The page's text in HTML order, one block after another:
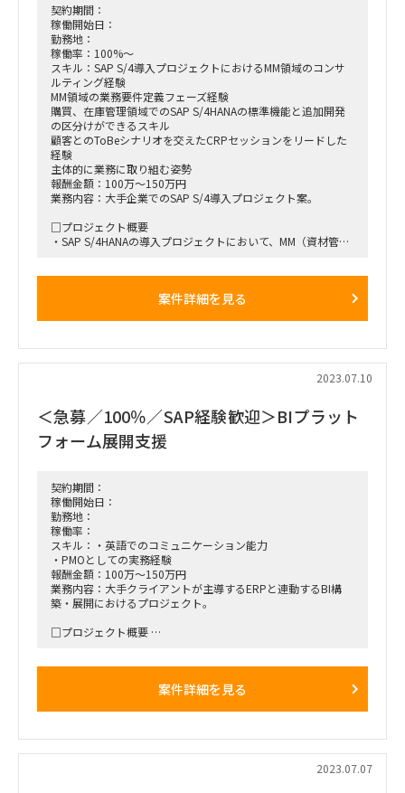
契約期間：
稼働開始日：
勤務地：
稼働率：100%～
スキル：SAP S/4導入プロジェクトにおけるMM領域のコンサ
ルティング経験
MM領域の業務要件定義フェーズ経験
購買、在庫管理領域でのSAP S/4HANAの標準機能と追加開発
の区分けができるスキル
顧客とのToBeシナリオを交えたCRPセッションをリードした
経験
主体的に業務に取り組む姿勢
報酬金額：100万～150万円
業務内容：大手企業でのSAP S/4導入プロジェクト案。
□プロジェクト概要
・SAP S/4HANAの導入プロジェクトにおいて、MM（資材管
・購買および在庫管理における標準機能とカスタマイズの検
②MM領域のコンサルティング
・SAP S/4HANAのMMチームリード
□就業条件
・フルリモートワーク（必要に応じて愛知県でのオンサイト打
ち合わせ、出張対応可）
・即日から長期（最長3年程度を想定）
案件詳細を見る
2023.07.10
＜急募／100％／SAP経験歓迎＞BIプラット
フォーム展開支援
契約期間：
稼働開始日：
勤務地：
稼働率：
スキル：・英語でのコミュニケーション能力
・PMOとしての実務経験
報酬金額：100万～150万円
業務内容：大手クライアントが主導するERPと連動するBI構
築・展開におけるプロジェクト。
□プロジェクト概要
・クライアント側のプロジェクトメンバーやリードクラスが参
・海外拠点のITメンバーやビジネスメンバーとのコミュニケー
案件詳細を見る
2023.07.07